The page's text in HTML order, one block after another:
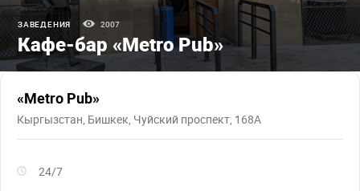
ЗАВЕДЕНИЯ 2007
Кафе-бар «Metro Pub»
«Metro Pub»
Кыргызстан, Бишкек, Чуйский проспект, 168А
24/7